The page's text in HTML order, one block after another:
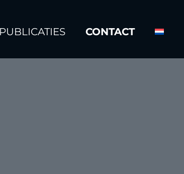
PUBLICATIES CONTACT